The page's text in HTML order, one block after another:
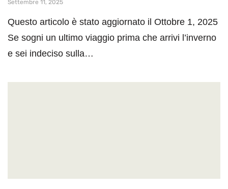
Settembre 11, 2025
Questo articolo è stato aggiornato il Ottobre 1, 2025
Se sogni un ultimo viaggio prima che arrivi l’inverno
e sei indeciso sulla…